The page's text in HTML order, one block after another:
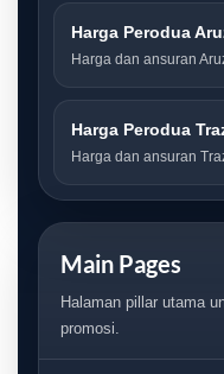
Harga Perodua
Harga dan ansuran
Harga Perodua
Harga dan ansuran
Main Pages
Halaman pillar utama
promosi.